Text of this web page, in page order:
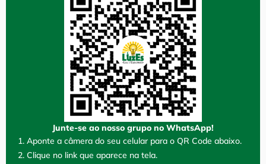
Junte-se ao nosso grupo no WhatsApp!
1. Aponte a câmera do seu celular para o QR Code abaixo.
2. Clique no link que aparece na tela.